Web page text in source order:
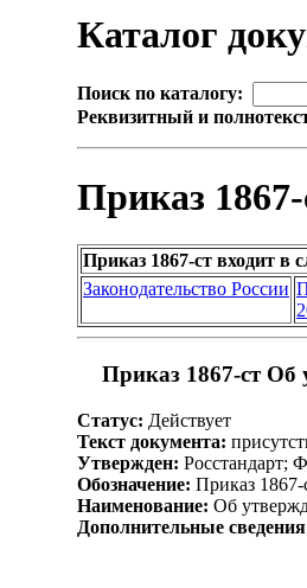
Каталог
Поиск по каталогу:
Реквизитный и
Приказ
Приказ 1867-ст входит в
Законодательство России
Приказ 1867-ст Об
Статус: Действует
Текст документа:
Утвержден: Росстандарт;
Обозначение: Приказ 1867-
Наименование: Об
Дополнительные